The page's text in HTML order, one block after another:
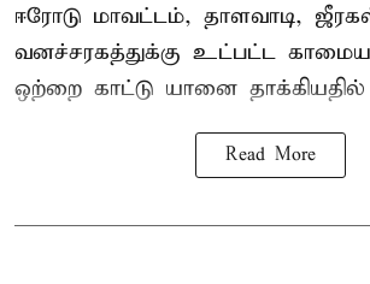
ஈரோடு மாவட்டம், தாளவாடி,
வனச்சரகத்துக்கு உட்பட்ட
ஒற்றை காட்டு யானை தாக்கியதில்
Read More